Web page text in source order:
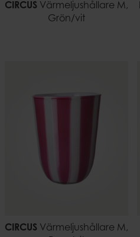
CIRCUSVärmeljushållare M,
Grön/vit
CIRCUSVärmeljushållare M,